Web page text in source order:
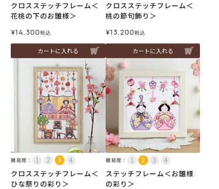
クロスステッチフレーム＜
花桃の下のお雛様＞
¥14,300税込
カートに入れる
クロスステッチフレーム＜
桃の節句飾り＞
¥13,200税込
カートに入れる
難易度：
クロスステッチフレーム＜
ひな祭りの彩り＞
難易度：
ステッチフレーム＜お雛様
の彩り＞